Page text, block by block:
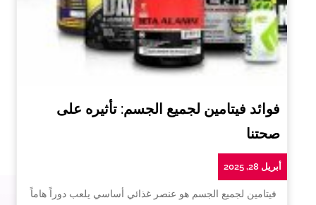
فوائد فيتامين لجميع الجسم: تأثيره على
صحتنا
أبريل 28, 2025
فيتامين لجميع الجسم هو عنصر غذائي أساسي يلعب دوراً هاماً